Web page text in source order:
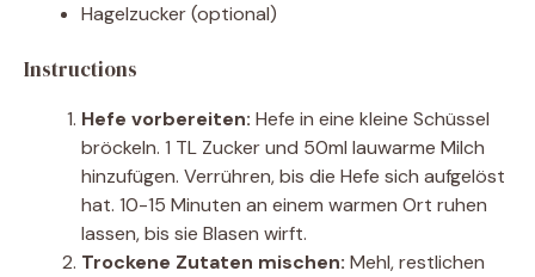
Hagelzucker (optional)
Instructions
Hefe vorbereiten: Hefe in eine kleine Schüssel
bröckeln. 1 TL Zucker und 50ml lauwarme Milch
hinzufügen. Verrühren, bis die Hefe sich aufgelöst
hat. 10-15 Minuten an einem warmen Ort ruhen
lassen, bis sie Blasen wirft.
Trockene Zutaten mischen: Mehl, restlichen